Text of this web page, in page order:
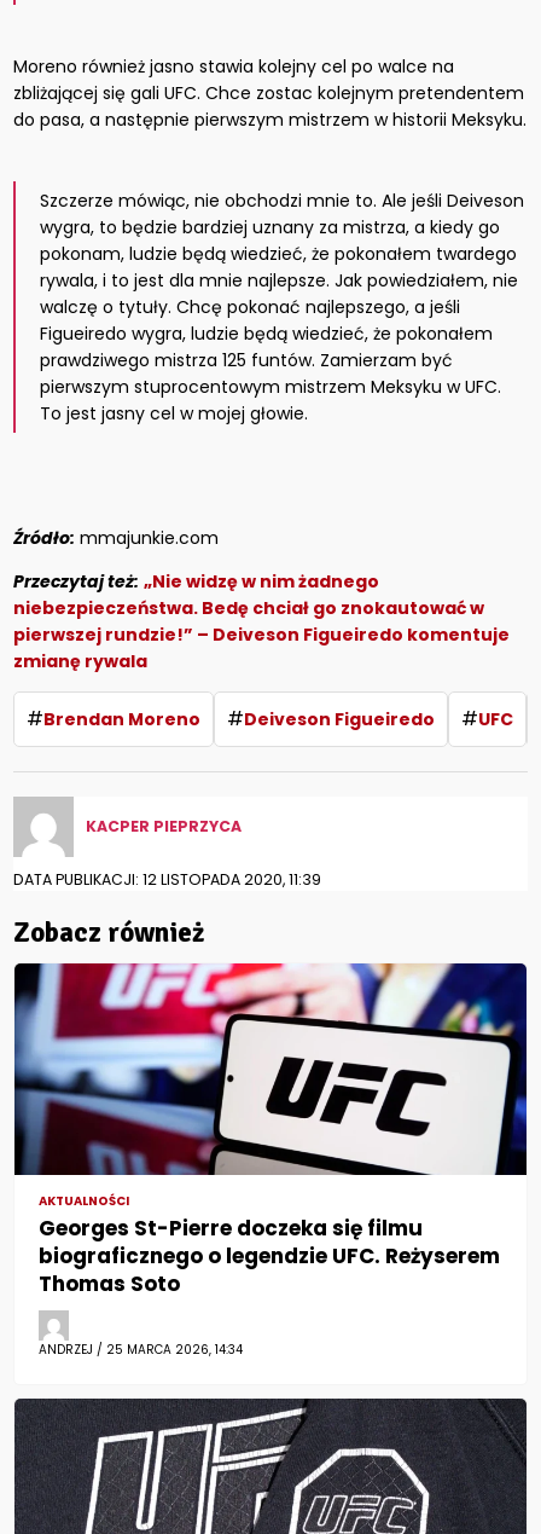
Moreno również jasno stawia kolejny cel po walce na
zbliżającej się gali UFC. Chce zostac kolejnym pretendentem
do pasa, a następnie pierwszym mistrzem w historii Meksyku.
Szczerze mówiąc, nie obchodzi mnie to. Ale jeśli Deiveson
wygra, to będzie bardziej uznany za mistrza, a kiedy go
pokonam, ludzie będą wiedzieć, że pokonałem twardego
rywala, i to jest dla mnie najlepsze. Jak powiedziałem, nie
walczę o tytuły. Chcę pokonać najlepszego, a jeśli
Figueiredo wygra, ludzie będą wiedzieć, że pokonałem
prawdziwego mistrza 125 funtów. Zamierzam być
pierwszym stuprocentowym mistrzem Meksyku w UFC.
To jest jasny cel w mojej głowie.
Źródło: mmajunkie.com
Przeczytaj też: „Nie widzę w nim żadnego
niebezpieczeństwa. Bedę chciał go znokautować w
pierwszej rundzie!” – Deiveson Figueiredo komentuje
zmianę rywala
#Brendan Moreno #Deiveson Figueiredo #UFC
KACPER PIEPRZYCA
DATA PUBLIKACJI: 12 LISTOPADA 2020, 11:39
Zobacz również
AKTUALNOŚCI
Georges St-Pierre doczeka się filmu
biograficznego o legendzie UFC. Reżyserem
Thomas Soto
ANDRZEJ / 25 MARCA 2026, 14:34